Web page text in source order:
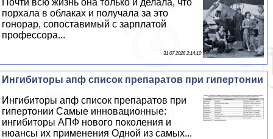
порхала в облаках и получала за это
гонорар, сопоставимый с зарплатой
профессора...
31 07 2026 2:14:10
Ингибиторы апф список препаратов при гипертонии
Ингибиторы апф список препаратов при
гипертонии Самые инновационные:
ингибиторы АПФ нового поколения и
нюансы их применения Одной из самых...